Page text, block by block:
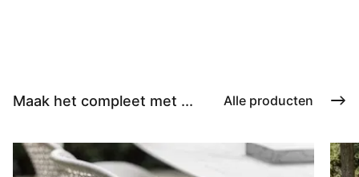
Maak het compleet met ... Alle producten